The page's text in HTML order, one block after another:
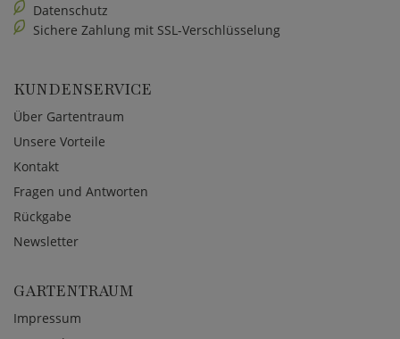
Datenschutz
Sichere Zahlung mit SSL-Verschlüsselung
KUNDENSERVICE
Über Gartentraum
Unsere Vorteile
Kontakt
Fragen und Antworten
Rückgabe
Newsletter
GARTENTRAUM
Impressum